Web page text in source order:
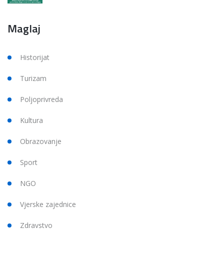
Maglaj
Historijat
Turizam
Poljoprivreda
Kultura
Obrazovanje
Sport
NGO
Vjerske zajednice
Zdravstvo